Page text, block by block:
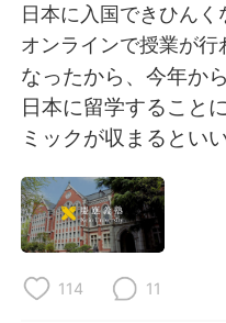
English
简体中文
Español
Français
日本語
日本に入国できひん
オンラインで授業が行
なったから、今年か
日本に留学すること
ミックが収まるとい
114 11